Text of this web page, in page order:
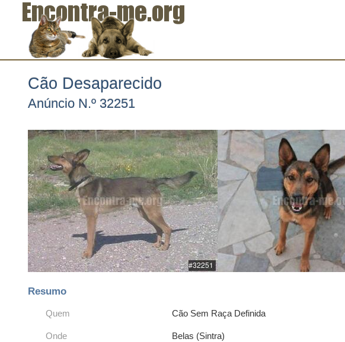
Cão Desaparecido
Anúncio N.º 32251
Resumo
Quem Cão Sem Raça Definida
Onde Belas (Sintra)